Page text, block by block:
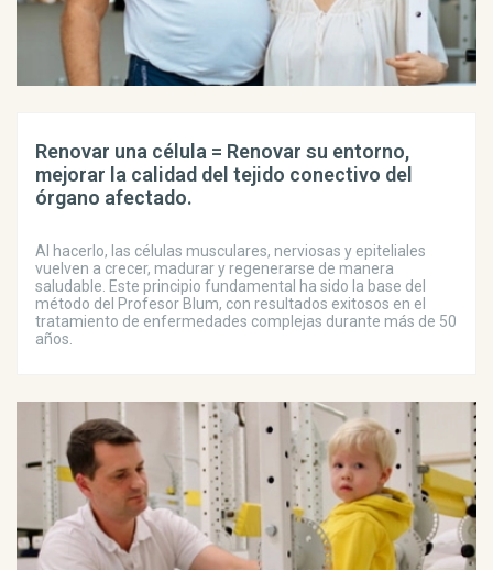
Renovar una célula = Renovar su entorno,
mejorar la calidad del tejido conectivo del
órgano afectado.
Al hacerlo, las células musculares, nerviosas y epiteliales
vuelven a crecer, madurar y regenerarse de manera
saludable. Este principio fundamental ha sido la base del
método del Profesor Blum, con resultados exitosos en el
tratamiento de enfermedades complejas durante más de 50
años.